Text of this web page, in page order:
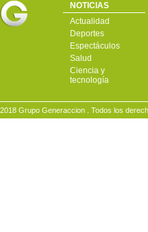
NOTICIAS
Actualidad
Deportes
Espectáculos
Salud
Ciencia y
tecnología
2018 Grupo Generaccion . Todos los